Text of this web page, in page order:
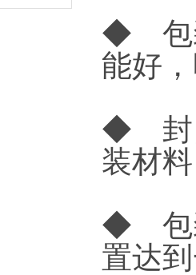
◆ 包
能好
◆ 封
装材
◆ 包
置达